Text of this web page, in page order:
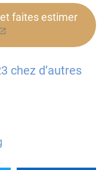
et faites estimer
chez d’autres